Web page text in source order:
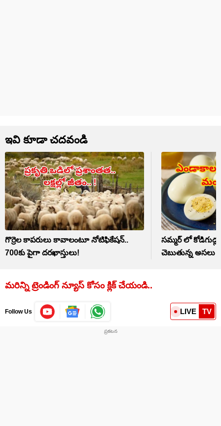
ఇవి కూడా చదవండి
గొర్రెల కాపరులు కావాలంటూ నోటిఫికేషన్..
700కు పైగా దరఖాస్తులు!
సమ్మర్ లో
చెబుతున్న అసలు
మరిన్ని ట్రెండింగ్ న్యూస్ కోసం క్లిక్ చేయండి..
Follow Us LIVE TV